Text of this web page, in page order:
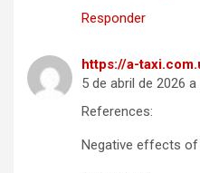
Responder
https://a-
5 de abril de 2026 a
References:
Negative effects